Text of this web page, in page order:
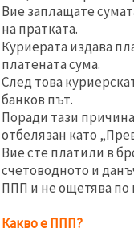
Вие заплащате
на пратката.
Куриерата издава
платената сума.
След това
банков път.
Поради тази
отбелязан като
Вие сте платили в
счетоводното и
ППП и не ощетява по
Какво е ППП?